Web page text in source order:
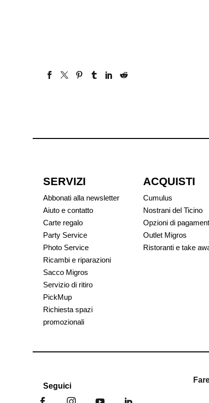
SERVIZI
Abbonati alla newsletter
Aiuto e contatto
Carte regalo
Party Service
Photo Service
Ricambi e riparazioni
Sacco Migros
Servizio di ritiro
PickMup
Richiesta spazi
promozionali
ACQUISTI
Cumulus
Nostrani del Ticino
Opzioni di
Outlet Migros
Ristoranti e take
Seguici